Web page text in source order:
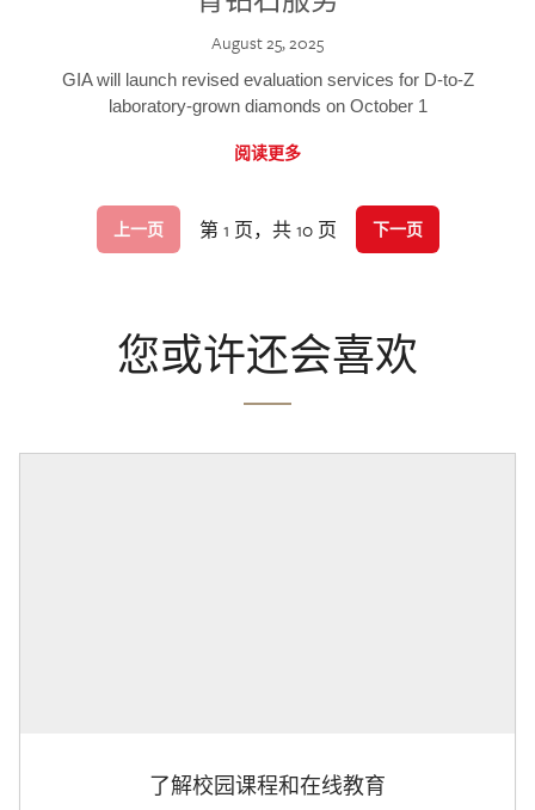
August 25, 2025
GIA will launch revised evaluation services for D-to-Z
laboratory-grown diamonds on October 1
阅读更多
上一页 第 1 页，共 10 页 下一页
您或许还会喜欢
了解校园课程和在线教育